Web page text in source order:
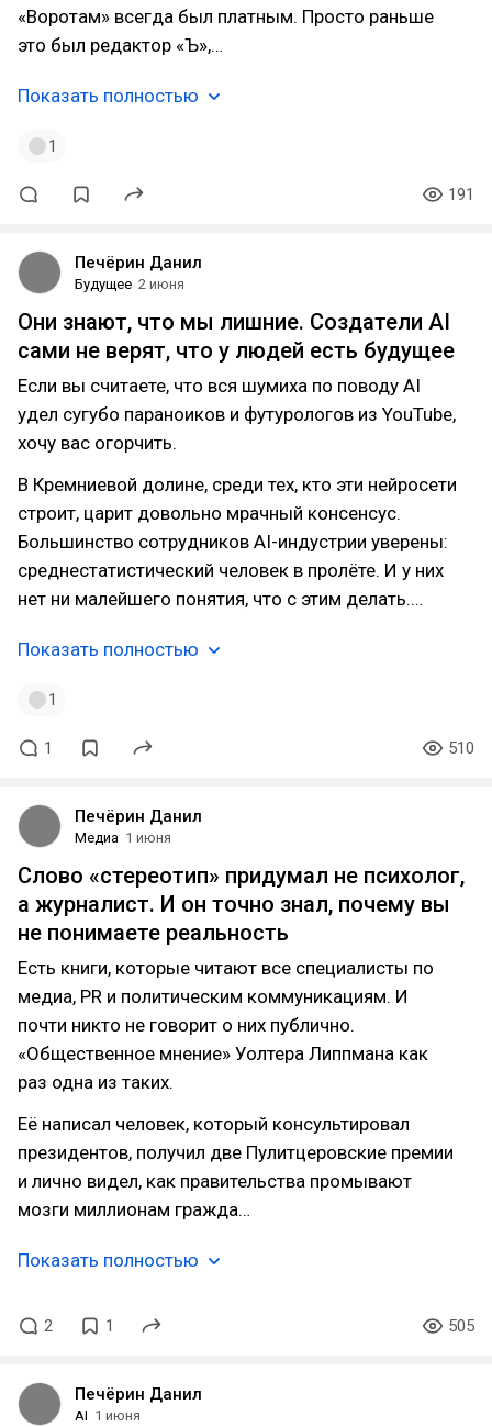
«Воротам» всегда был платным. Просто раньше
это был редактор «Ъ»,…
Показать полностью
1
191
Печёрин Данил
Будущее 2 июня
Они знают, что мы лишние. Создатели AI
сами не верят, что у людей есть будущее
Если вы считаете, что вся шумиха по поводу AI
удел сугубо параноиков и футурологов из YouTube,
хочу вас огорчить.
В Кремниевой долине, среди тех, кто эти нейросети
строит, царит довольно мрачный консенсус.
Большинство сотрудников AI-индустрии уверены:
среднестатистический человек в пролёте. И у них
нет ни малейшего понятия, что с этим делать.…
Показать полностью
1
1 510
Печёрин Данил
Медиа 1 июня
Слово «стереотип» придумал не психолог,
а журналист. И он точно знал, почему вы
не понимаете реальность
Есть книги, которые читают все специалисты по
медиа, PR и политическим коммуникациям. И
почти никто не говорит о них публично.
«Общественное мнение» Уолтера Липпмана как
раз одна из таких.
Её написал человек, который консультировал
президентов, получил две Пулитцеровские премии
и лично видел, как правительства промывают
мозги миллионам гражда…
Показать полностью
2 1 505
Печёрин Данил
AI 1 июня